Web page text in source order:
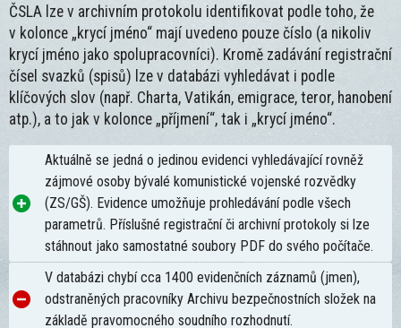
ČSLA lze v archivním protokolu identifikovat podle toho, že
v kolonce „krycí jméno“ mají uvedeno pouze číslo (a nikoliv
krycí jméno jako spolupracovníci). Kromě zadávání registrační
čísel svazků (spisů) lze v databázi vyhledávat i podle
klíčových slov (např. Charta, Vatikán, emigrace, teror, hanobení
atp.), a to jak v kolonce „příjmení“, tak i „krycí jméno“.
Aktuálně se jedná o jedinou evidenci vyhledávající rovněž
zájmové osoby bývalé komunistické vojenské rozvědky
(ZS/GŠ). Evidence umožňuje prohledávání podle všech
parametrů. Příslušné registrační či archivní protokoly si lze
stáhnout jako samostatné soubory PDF do svého počítače.
V databázi chybí cca 1400 evidenčních záznamů (jmen),
odstraněných pracovníky Archivu bezpečnostních složek na
základě pravomocného soudního rozhodnutí.